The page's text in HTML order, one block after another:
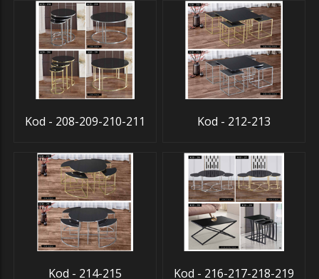
Kod - 208-209-210-211 Kod - 212-213
Kod - 214-215 Kod - 216-217-218-219